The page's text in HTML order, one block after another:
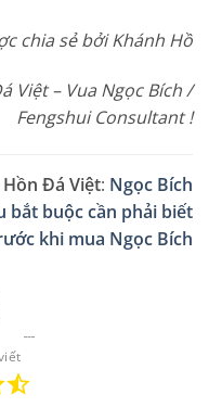
chia sẻ bởi Khánh Hồ
Việt – Vua Ngọc Bích /
Fengshui Consultant !
Hồn Đá Việt: Ngọc Bích
bắt buộc cần phải biết
khi mua Ngọc Bích